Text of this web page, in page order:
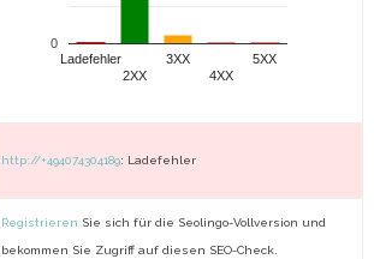
Ladefehler
2XX
3XX
4XX
5XX
0
http://+494074304189: Ladefehler
Registrieren Sie sich für die Seolingo-Vollversion und
bekommen Sie Zugriff auf diesen SEO-Check.